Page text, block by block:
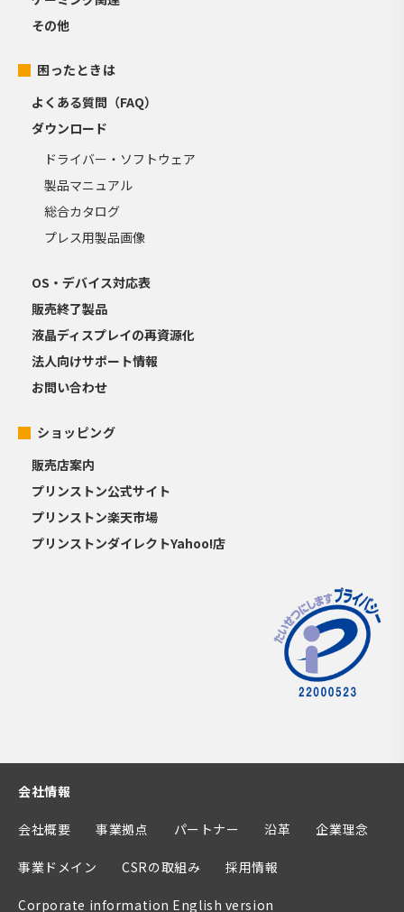
その他
困ったときは
よくある質問（FAQ）
ダウンロード
ドライバー・ソフトウェア
製品マニュアル
総合カタログ
プレス用製品画像
OS・デバイス対応表
販売終了製品
液晶ディスプレイの再資源化
法人向けサポート情報
お問い合わせ
ショッピング
販売店案内
プリンストン公式サイト
プリンストン楽天市場
プリンストンダイレクトYahoo!店
会社情報
会社概要 事業拠点 パートナー 沿革 企業理念
事業ドメイン CSRの取組み 採用情報
Corporate information English version